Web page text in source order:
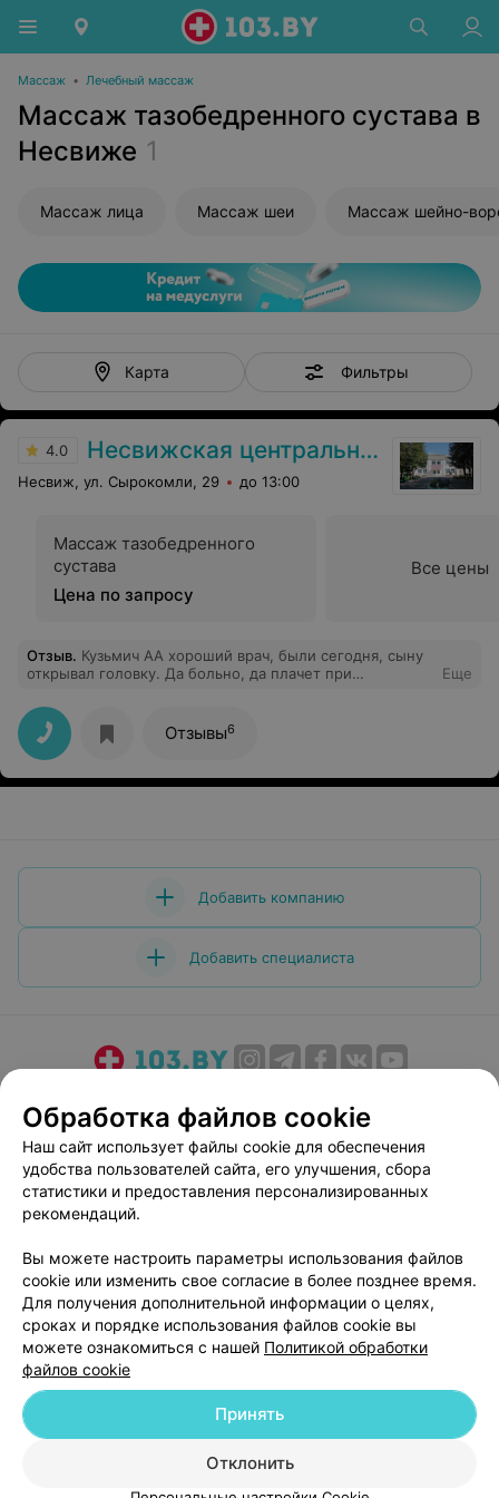
Массаж • Лечебный массаж
Массаж тазобедренного сустава в
Несвиже 1
Массаж лица Массаж шеи
Карта Фильтры
4.0 Несвижская центральная районная больница
Несвиж, ул. Сырокомли, 29 до 13:00
Массаж тазобедренного
сустава
Цена по запросу
Все цены
Отзыв. Кузьмич АА хороший врач, были сегодня, сыну
открывал головку. Да больно, да плачет при
ребенку делать ванночки. Все заживёт. После каждого
любого уролога при такой ситуации будет болеть. И
после любой операции раны болят и неделями....
Врача советую всё сделал быстро четко и
добросовестно.
Еще
Отзывы6
Добавить компанию
Добавить специалиста
Медицинский маркетинг
Публичный договор
Пользовательское соглашение
Способы оплаты
Вакансии
Партнеры
Написать руководителю 103.by
Персональные настройки cookie
Обработка персональных данных
© 2026 ООО «Артокс Лаб», УНП 191700409| 220012, Республика Беларусь,
г. Минск, улица Толбухина, 2, пом. 16 | help@103.by
Обработка файлов cookie
Наш сайт использует файлы cookie для обеспечения
удобства пользователей сайта, его улучшения, сбора
статистики и предоставления персонализированных
рекомендаций.
Вы можете настроить параметры использования файлов
cookie или изменить свое согласие в более позднее время.
Для получения дополнительной информации о целях,
сроках и порядке использования файлов cookie вы
можете ознакомиться с нашей Политикой обработки
файлов cookie
Отклонить
Принять